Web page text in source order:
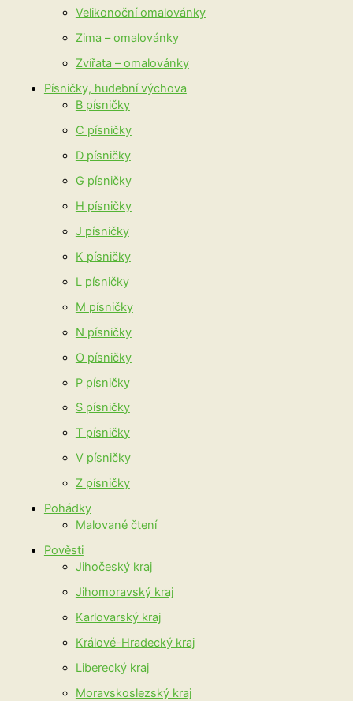
Velikonoční omalovánky
Zima – omalovánky
Zvířata – omalovánky
Písničky, hudební výchova
B písničky
C písničky
D písničky
G písničky
H písničky
J písničky
K písničky
L písničky
M písničky
N písničky
O písničky
P písničky
S písničky
T písničky
V písničky
Z písničky
Pohádky
Malované čtení
Pověsti
Jihočeský kraj
Jihomoravský kraj
Karlovarský kraj
Králové-Hradecký kraj
Liberecký kraj
Moravskoslezský kraj